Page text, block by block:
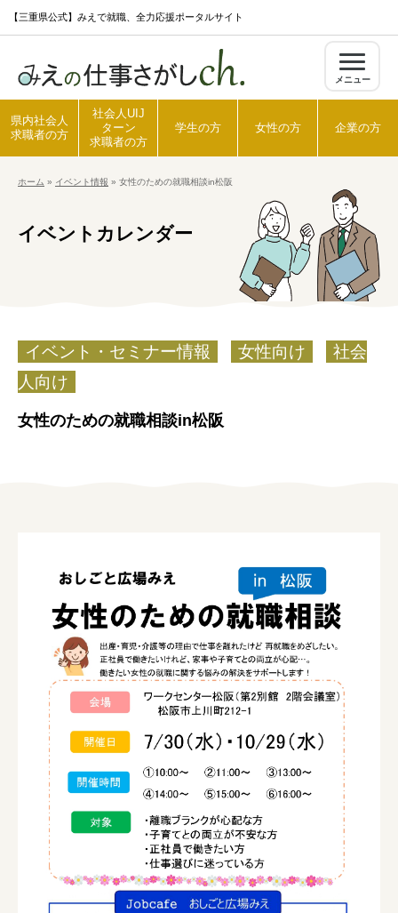
k
c
【三重県公式】みえで就職、全力応援ポータルサイト
メニュー
学生の方
女性の方
みえで働く先輩ちょこっとインタビュー
三重の就職関連MOVIE
お知らせ
お問い合わせ
個人情報保護方針
みえの就職情報関連サイト
県内社会人
求職者の方
社会人UIJ
ターン
求職者の方
学生の方 女性の方 企業の方
ホーム » イベント情報 » 女性のための就職相談in松阪
イベントカレンダー
イベント・セミナー情報 女性向け
社会
人向け
女性のための就職相談in松阪